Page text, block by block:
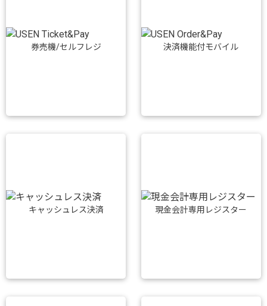
券売機/セルフレジ 決済機能付モバイル
キャッシュレス決済 現金会計専用レジスター